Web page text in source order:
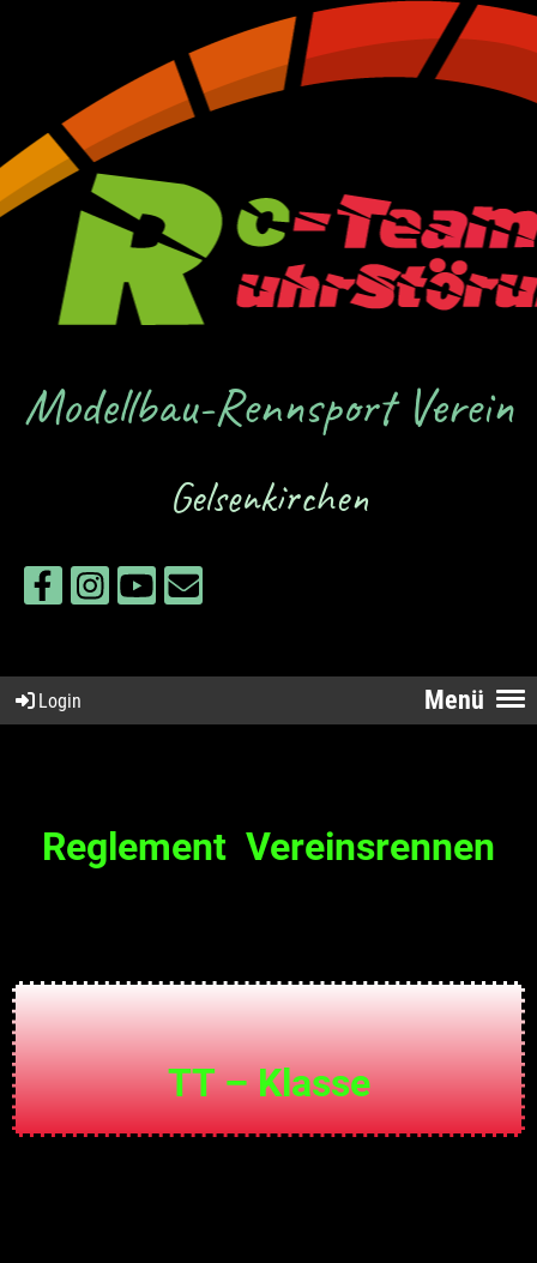
Modellbau-Rennsport Verein
Gelsenkirchen
Menü
Login
Reglement Vereinsrennen
TT – Klasse